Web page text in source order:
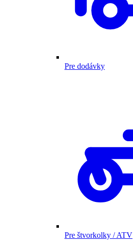
Pre dodávky
Pre štvorkolky / ATV